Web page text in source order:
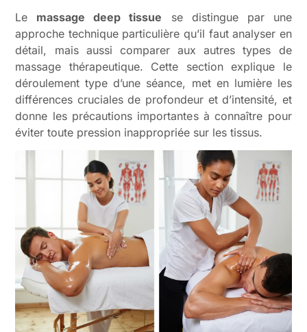
Le massage deep tissue se distingue par une
approche technique particulière qu’il faut analyser en
détail, mais aussi comparer aux autres types de
massage thérapeutique. Cette section explique le
déroulement type d’une séance, met en lumière les
différences cruciales de profondeur et d’intensité, et
donne les précautions importantes à connaître pour
éviter toute pression inappropriée sur les tissus.